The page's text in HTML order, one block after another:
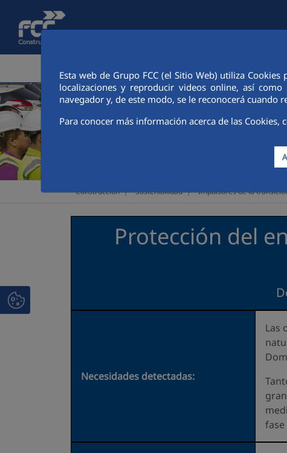
Saltar al contenido principal
Esta web de Grupo FCC (el Sitio Web) utiliza
localizaciones y reproducir videos online, así
navegador y, de este modo, se le reconocerá cuando
Para conocer más información acerca de las Cookies,
Construcción >Sostenibilidad >Impulsores de la
Protección del
Necesidades detectadas:
Las